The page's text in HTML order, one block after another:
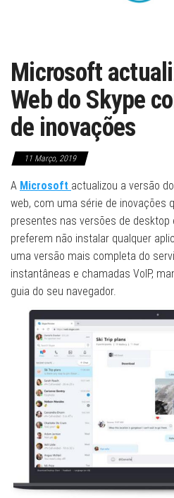
Microsoft
Web do Skype
de inovações
11 Março, 2019
A Microsoft actualizou a versão do
web, com uma série de inovações
presentes nas versões de desktop
preferem não instalar qualquer
uma versão mais completa do
instantâneas e chamadas VoIP,
guia do seu navegador.